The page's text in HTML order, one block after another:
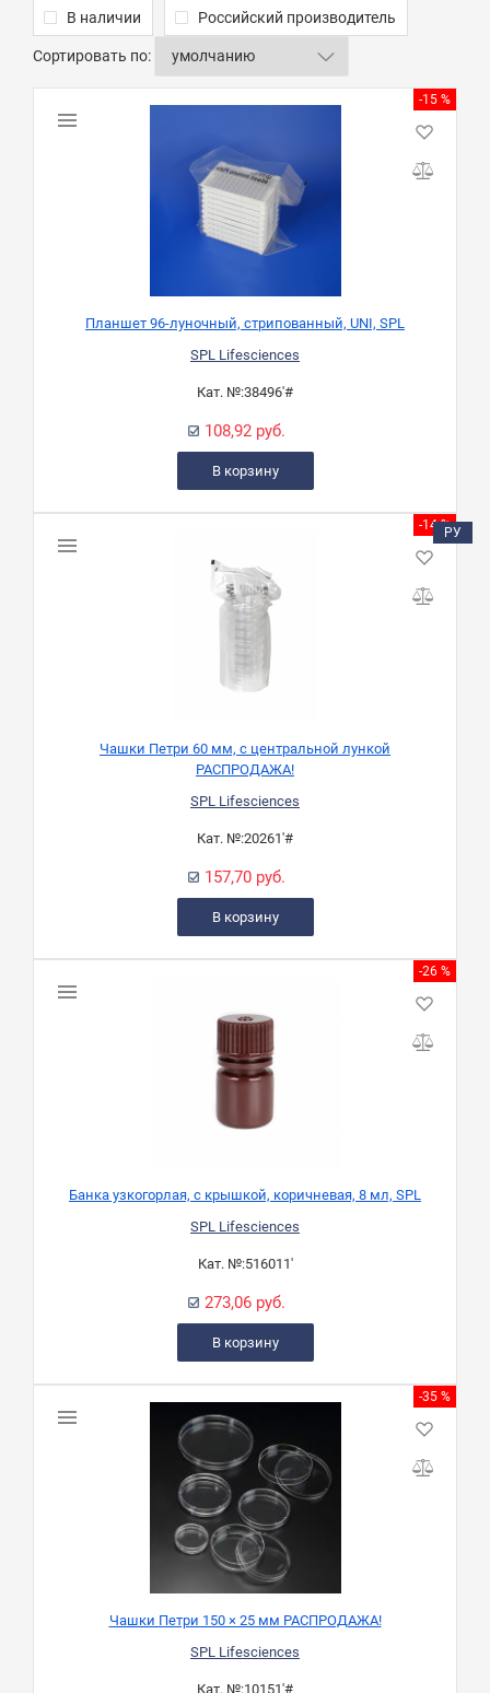
В наличии Российский производитель
Сортировать по:
-15 %
Планшет 96-луночный, стрипованный, UNI, SPL
SPL Lifesciences
Кат. №:38496'#
108,92 руб.
В корзину
-14 %РУ
Чашки Петри 60 мм, с центральной лункой
РАСПРОДАЖА!
SPL Lifesciences
Кат. №:20261'#
157,70 руб.
В корзину
-26 %
Банка узкогорлая, с крышкой, коричневая, 8 мл, SPL
SPL Lifesciences
Кат. №:516011'
273,06 руб.
В корзину
-35 %
Чашки Петри 150 × 25 мм РАСПРОДАЖА!
SPL Lifesciences
Кат. №:10151'#